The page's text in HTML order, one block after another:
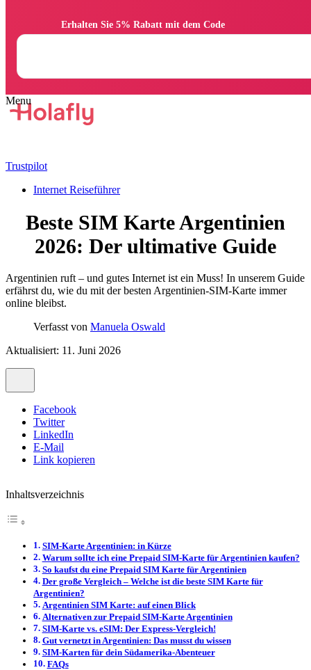
Trustpilot
Internet Reiseführer
Beste SIM Karte Argentinien
2026: Der ultimative Guide
Argentinien ruft – und gutes Internet ist ein Muss! In unserem Guide
erfährst du, wie du mit der besten Argentinien-SIM-Karte immer
online bleibst.
Verfasst von Manuela Oswald
Aktualisiert: 11. Juni 2026
Facebook
Twitter
LinkedIn
E-Mail
Link kopieren
Inhaltsverzeichnis
SIM-Karte Argentinien: in Kürze
Warum sollte ich eine Prepaid SIM-Karte für Argentinien kaufen?
So kaufst du eine Prepaid SIM Karte für Argentinien
Der große Vergleich – Welche ist die beste SIM Karte für
Argentinien?
Argentinien SIM Karte: auf einen Blick
Alternativen zur Prepaid SIM-Karte Argentinien
SIM-Karte vs. eSIM: Der Express-Vergleich!
Gut vernetzt in Argentinien: Das musst du wissen
SIM-Karten für dein Südamerika-Abenteuer
FAQs